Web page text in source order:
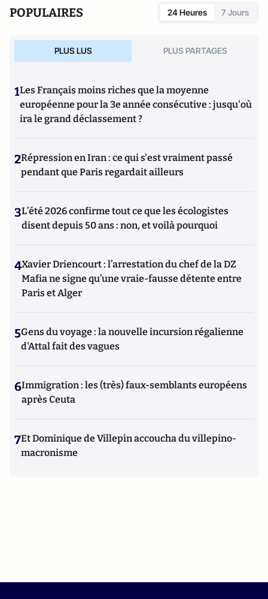
POPULAIRES 24 Heures 7 Jours
PLUS LUS PLUS PARTAGES
1Les Français moins riches que la moyenne
européenne pour la 3e année consécutive : jusqu'où
ira le grand déclassement ?
2Répression en Iran : ce qui s'est vraiment passé
pendant que Paris regardait ailleurs
3L’été 2026 confirme tout ce que les écologistes
disent depuis 50 ans : non, et voilà pourquoi
4Xavier Driencourt : l’arrestation du chef de la DZ
Mafia ne signe qu’une vraie-fausse détente entre
Paris et Alger
5Gens du voyage : la nouvelle incursion régalienne
d'Attal fait des vagues
6Immigration : les (très) faux-semblants européens
après Ceuta
7Et Dominique de Villepin accoucha du villepino-
macronisme